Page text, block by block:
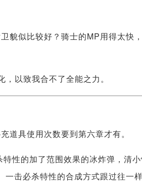
貌似比较好？骑士的MP用得太快
以致我合不了全能之力。
道具使用次数要到第六章才有。
性的加了范围效果的冰炸弹，清
击必杀特性的合成方式跟过往一